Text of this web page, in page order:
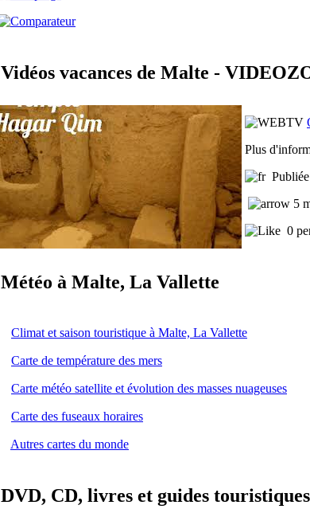
Vidéos vacances de Malte -
Plus
Publiée
5
0
Météo à Malte, La Vallette
Climat et saison touristique à Malte, La Vallette
Carte de température des mers
Carte météo satellite et évolution des masses nuageuses
Carte des fuseaux horaires
Autres cartes du monde
DVD, CD, livres et guides